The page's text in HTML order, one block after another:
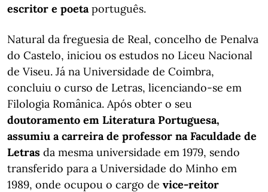
escritor e poetaportuguês.
Natural da freguesia de Real, concelho de Penalva
do Castelo, iniciou os estudos no Liceu Nacional
de Viseu. Já na Universidade de Coimbra,
concluiu o curso de Letras, licenciando-se em
Filologia Românica. Após obter o seu
doutoramento em Literatura Portuguesa,
assumiu a carreira de professor na Faculdade de
Letras da mesma universidade em 1979, sendo
transferido para a Universidade do Minho em
1989, onde ocupou o cargo de vice-reitor